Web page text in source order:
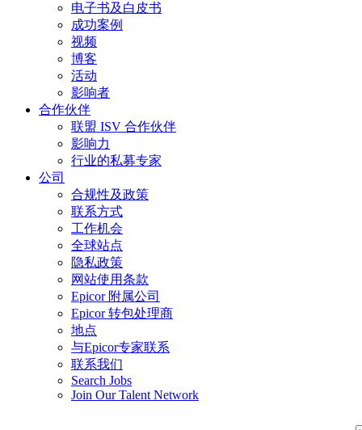
电子书及白皮书
成功案例
视频
博客
活动
影响者
合作伙伴
联盟 ISV 合作伙伴
影响力
行业的私募专家
公司
合规性及政策
联系方式
工作机会
全球站点
隐私政策
网站使用条款
Epicor 附属公司
Epicor 转包处理商
地点
与Epicor专家联系
联系我们
Search Jobs
Join Our Talent Network